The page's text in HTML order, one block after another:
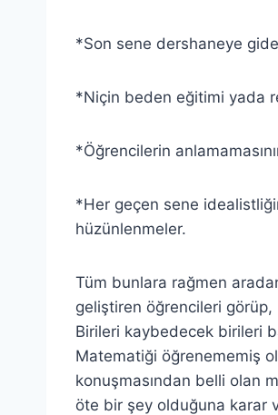
*Son sene dershaneye
*Niçin beden eğitimi yada
*Öğrencilerin
*Her geçen sene
hüzünlenmeler.
Tüm bunlara rağmen
geliştiren öğrencileri görüp,
Birileri kaybedecek birileri
Matematiği öğrenememiş
konuşmasından belli olan
öte bir şey olduğuna karar